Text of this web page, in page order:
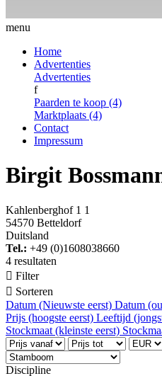
menu
Home
Advertenties
Advertenties
f
Paarden te koop (4)
Marktplaats (4)
Contact
Impressum
Birgit
Kahlenberghof 1 1
54570 Betteldorf
Duitsland
Tel.: +49 (0)1608038660
4 resultaten
 Filter
 Sorteren
Datum (Nieuwste eerst) Datum
Prijs (hoogste eerst) Leeftijd
Stockmaat (kleinste eerst)
Discipline